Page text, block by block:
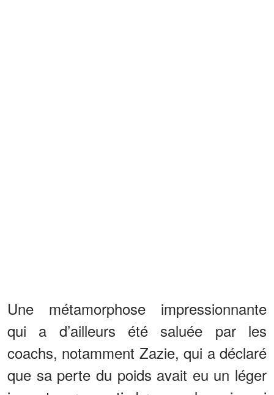
Une métamorphose impressionnante
qui a d’ailleurs été saluée par les
coachs, notamment Zazie, qui a déclaré
que sa perte du poids avait eu un léger